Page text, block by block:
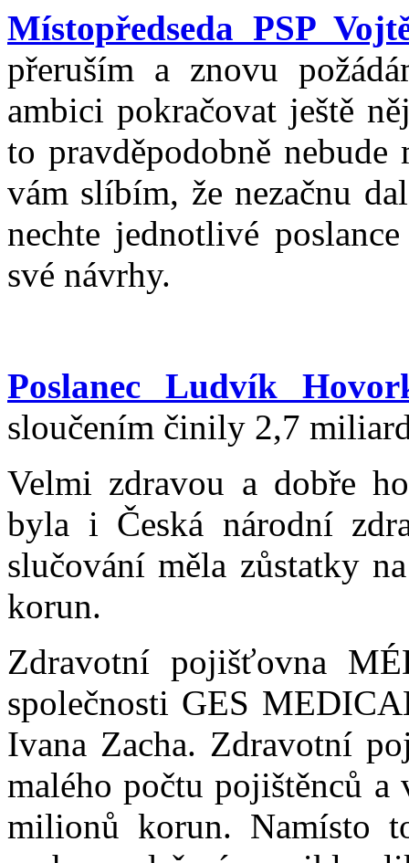
Místopředseda PSP
přeruším a znovu
ambici pokračovat ještě
to pravděpodobně
vám slíbím, že nezačnu
nechte jednotlivé
své návrhy.
Poslanec Ludvík
sloučením činily 2,7
Velmi zdravou a dobře
byla i Česká národní
slučování měla zůstatky
korun.
Zdravotní pojišťovna
společnosti GES
Ivana Zacha. Zdravotní
malého počtu pojištěnců
milionů korun. Namísto